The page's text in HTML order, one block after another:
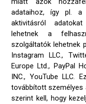
adataihoz, így pl. a
aktivitásról
lehetnek a
szolgáltatók lehetnek
Instagram LLC.,
Europe Ltd., PayPal
INC., YouTube LLC.
továbbított személyes
szerint kell, hogy